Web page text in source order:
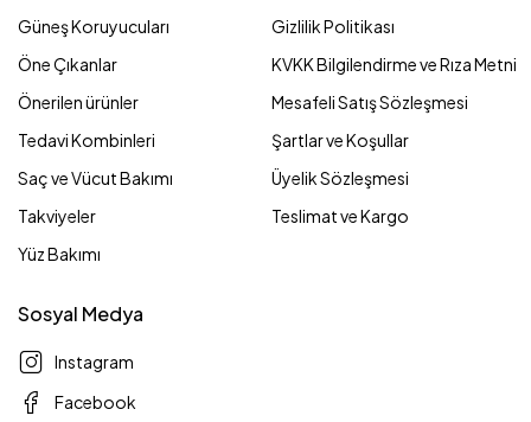
Güneş Koruyucuları
Öne Çıkanlar
Önerilen ürünler
Tedavi Kombinleri
Saç ve Vücut Bakımı
Takviyeler
Yüz Bakımı
Gizlilik Politikası
KVKK Bilgilendirme ve Rıza Metni
Mesafeli Satış Sözleşmesi
Şartlar ve Koşullar
Üyelik Sözleşmesi
Teslimat ve Kargo
Sosyal Medya
Instagram
Facebook